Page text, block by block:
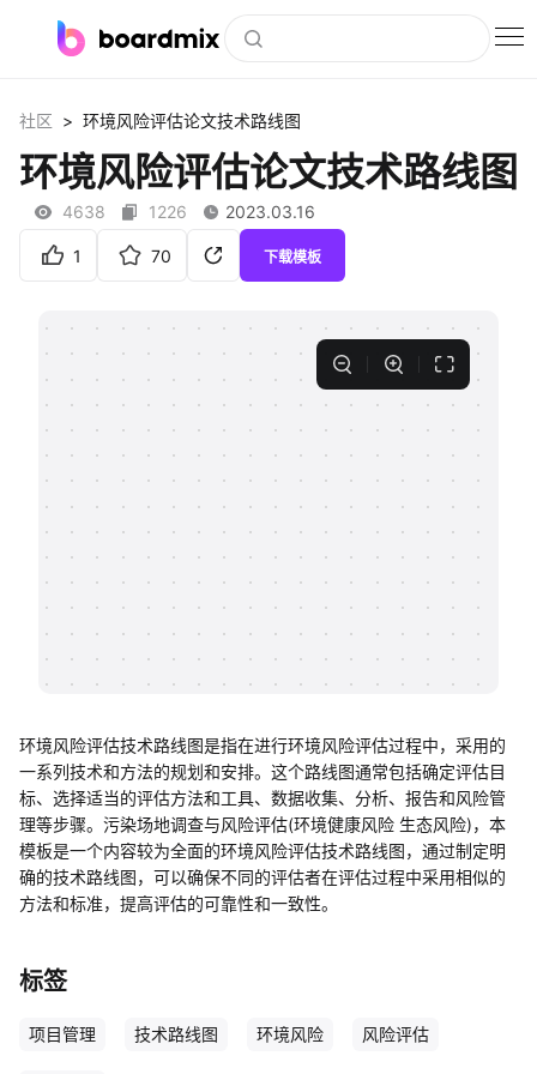
社区资源
下载
会员
客户案例
支持
知识分享社区
社区 > 环境风险评估论文技术路线图
环境风险评估论文技术路线图
4638 1226 2023.03.16
1 70 下载模板
环境风险评估技术路线图是指在进行环境风险评估过程中，采用的
一系列技术和方法的规划和安排。这个路线图通常包括确定评估目
标、选择适当的评估方法和工具、数据收集、分析、报告和风险管
理等步骤。污染场地调查与风险评估(环境健康风险 生态风险)，本
模板是一个内容较为全面的环境风险评估技术路线图，通过制定明
确的技术路线图，可以确保不同的评估者在评估过程中采用相似的
方法和标准，提高评估的可靠性和一致性。
标签
项目管理 技术路线图 环境风险 风险评估